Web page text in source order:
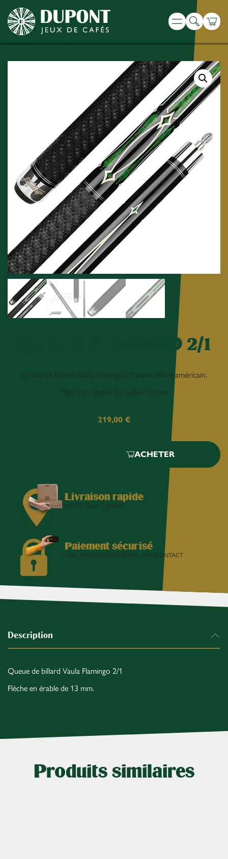
Menu
Recherche
QUEUE FLAMINGO 2/1
Queue de billard Vaula Flamingo2/1 pour billard américain.
Flèche en érable Canadien 13 mm
219,00 €
ACHETER
Livraison rapide
ENVOI SOUS 2 JOURS
Paiement sécurisé
VISA, MASTERCARD, PAYPAL, BANCONTACT
Description
Queue de billard Vaula Flamingo 2/1
Flèche en érable de 13 mm.
Produits similaires